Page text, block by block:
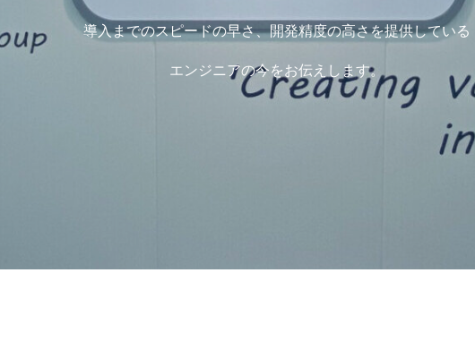
導入までのスピードの早さ、開発精度の高さを提供している
エンジニアの今をお伝えします。